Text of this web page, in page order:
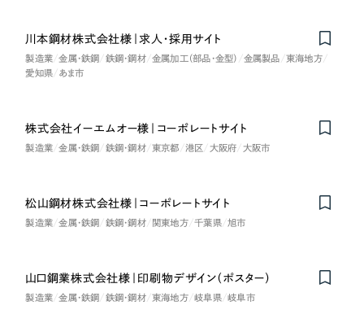
川本鋼材株式会社様｜求人・採用サイト
製造業 金属・鉄鋼 鉄鋼・鋼材 金属加工（部品・金型） 金属製品
東海地方
愛知県
あま市
株式会社イーエムオー様｜コーポレートサイト
製造業 金属・鉄鋼 鉄鋼・鋼材 東京都 港区 大阪府 大阪市
松山鋼材株式会社様｜コーポレートサイト
製造業 金属・鉄鋼 鉄鋼・鋼材 関東地方 千葉県 旭市
山口鋼業株式会社様｜印刷物デザイン（ポスター）
製造業 金属・鉄鋼 鉄鋼・鋼材 東海地方 岐阜県 岐阜市